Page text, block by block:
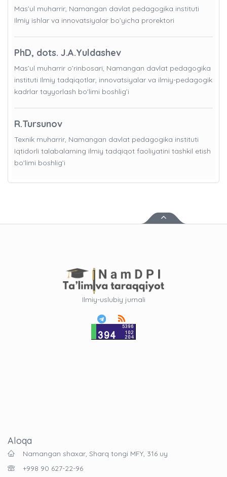
Mas’ul muharrir, Namangan davlat pedagogika instituti
Ilmiy ishlar va innovatsiyalar bo’yicha prorektori
PhD, dots. J.A.Yuldashev
Mas’ul muharrir o’rinbosari, Namangan davlat pedagogika
instituti Ilmiy tadqiqotlar, innovatsiyalar va ilmiy-pedagogik
kadrlar tayyorlash bo'limi boshlig’i
R.Tursunov
Texnik muharrir, Namangan davlat pedagogika instituti
Iqtidorli talabalarning ilmiy tadqiqot faoliyatini tashkil etish
bo'limi boshlig’i
Ilmiy-uslubiy jurnali
Aloqa
Namangan shaxar, Sharq tongi MFY, 316 uy
+998 90 627-22-96